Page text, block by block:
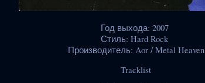
Год выхода: 2007
Стиль: Hard Rock
Производитель: Aor / Metal Heaven
Tracklist